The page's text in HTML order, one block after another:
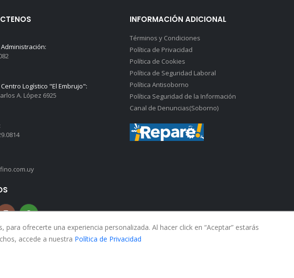
Logístico "El Embrujo":
A. López 6925
INFORMACIÓN ADICIONAL
Términos y Condiciones
Política de Privacidad
Política de Cookies
Política de Seguridad Laboral
Política Antisoborno
Política Seguridad de la Información
Canal de Denuncias(Soborno)
ofrecerte una experiencia personalizada. Al hacer click en “Aceptar” estarás
accede a nuestra Política de Privacidad